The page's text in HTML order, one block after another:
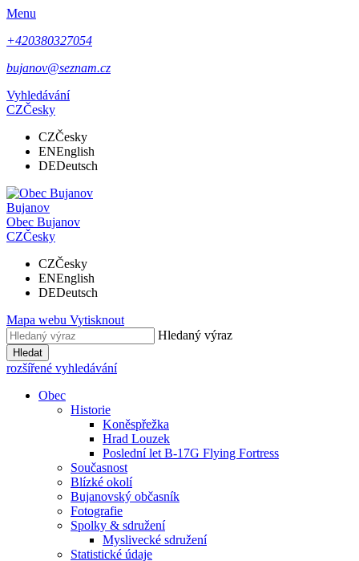
Menu
+420380327054
bujanov@seznam.cz
Vyhledávání
CZČesky
CZČesky
ENEnglish
DEDeutsch
Bujanov
Obec Bujanov
CZČesky
CZČesky
ENEnglish
DEDeutsch
Mapa webu Vytisknout
Hledaný výraz
Hledat
rozšířené vyhledávání
Obec
Historie
Koněspřežka
Hrad Louzek
Poslední let B-17G Flying Fortress
Současnost
Blízké okolí
Bujanovský občasník
Fotografie
Spolky & sdružení
Myslivecké sdružení
Statistické údaje